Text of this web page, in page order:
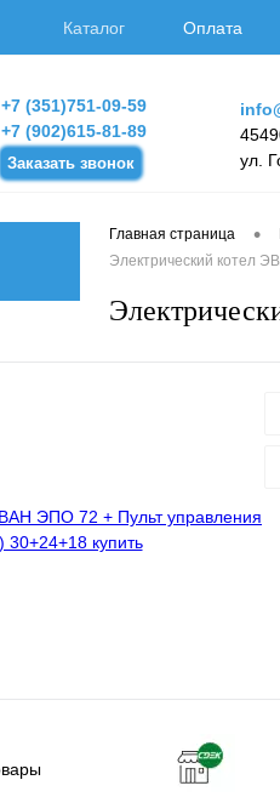
Каталог Оплата
+7 (351)751-09-59
+7 (902)615-81-89
Заказать звонок
ул.
Главная страница •
Электрический котел